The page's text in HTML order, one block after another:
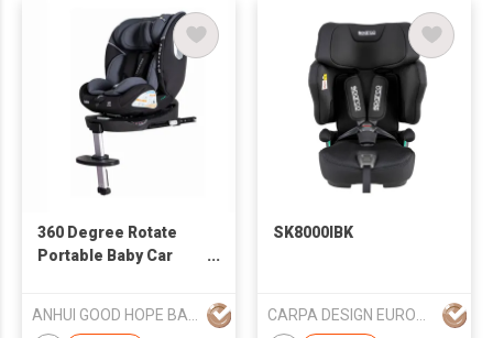
360 Degree Rotate
Portable Baby Car
& Accessories Suit
ANHUI GOOD HOPE BABY SAFETY TECHNOLOGY CO., LTD
SK8000IBK
CARPA DESIGN EUROPE, S.L.